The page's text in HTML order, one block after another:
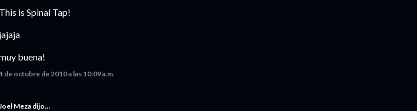
This is Spinal Tap!
jajaja
buena!
de octubre de 2010 a las 10:09 a.m.
Mezadijo…